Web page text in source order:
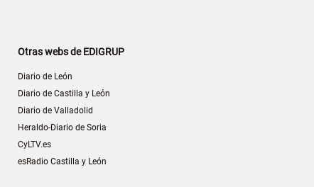
Otras webs de EDIGRUP
Diario de León
Diario de Castilla y León
Diario de Valladolid
Heraldo-Diario de Soria
CyLTV.es
esRadio Castilla y León